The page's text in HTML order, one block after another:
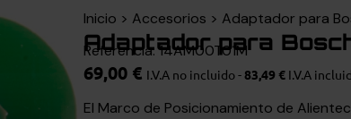
Inicio > Accesorios > Adaptador para
Adaptador para
Referencia: 14AM00T01M
69,00 € I.V.A no incluido -83,49 €I.V.A
El Marco de Posicionamiento de